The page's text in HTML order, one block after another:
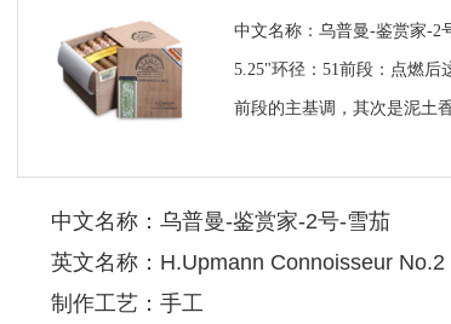
中文名称：乌普曼-鉴赏家-2
5.25"环径：51前段：点燃
前段的主基调，其次是泥土
中文名称：乌普曼-鉴赏家-2号-雪茄
英文名称：H.Upmann Connoisseur No.2
制作工艺：手工